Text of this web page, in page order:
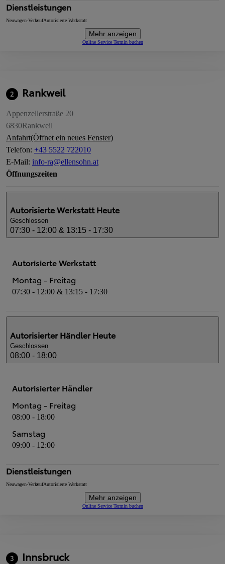
Dienstleistungen
Neuwagen-VerkaufAutorisierte Werkstatt
Mehr anzeigen
Online Service Termin buchen
2 Rankweil
Appenzellerstraße 20
6830Rankweil
Anfahrt(Öffnet ein neues Fenster)
Telefon: +43 5522 722010
E-Mail: info-ra@ellensohn.at
Öffnungszeiten
Autorisierte Werkstatt Heute
Geschlossen
07:30 - 12:00 & 13:15 - 17:30
Autorisierte Werkstatt
Montag - Freitag
07:30 - 12:00 & 13:15 - 17:30
Autorisierter Händler Heute
Geschlossen
08:00 - 18:00
Autorisierter Händler
Montag - Freitag
08:00 - 18:00
Samstag
09:00 - 12:00
Dienstleistungen
Neuwagen-VerkaufAutorisierte Werkstatt
Mehr anzeigen
Online Service Termin buchen
3 Innsbruck